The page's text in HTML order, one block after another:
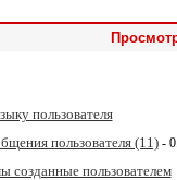
пользователя
пользователя (11)-
созданные пользователем